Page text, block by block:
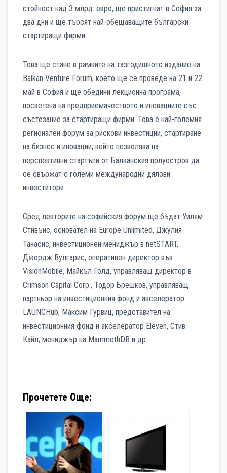
стойност над 3 млрд. евро, ще пристигнат в София за
два дни и ще търсят най-обещаващите български
стартиращи фирми.
Това ще стане в рамките на тазгодишното издание на
Balkan Venture Forum, което ще се проведе на 21 и 22
май в София и ще обедини лекционна програма,
посветена на предприемачеството и иновациите със
състезание за стартиращи фирми. Това е най-големия
регионален форум за рискови инвестиции, стартиране
на бизнес и иновации, който позволява на
перспективни стартъпи от Балканския полуостров да
се свържат с големи международни дялови
инвеститори.
Сред лекторите на софийския форум ще бъдат Уилям
Стивънс, основател на Europe Unlimited, Джулия
Танасис, инвестиционен мениджър в netSTART,
Джордж Вулгарис, оперативен директор във
VisionMobile, Майкъл Голд, управляващ директор в
Crimson Capital Corp., Тодор Брешков, управляващ
партньор на инвестиционния фонд и акселератор
LAUNCHub, Максим Гурвиц, представител на
инвестиционния фонд и акселератор Eleven, Стив
Кайл, мениджър на MammothDB и др.
Прочетете Още: